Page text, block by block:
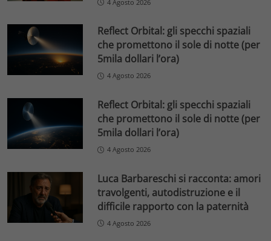
4 Agosto 2026
Reflect Orbital: gli specchi spaziali
che promettono il sole di notte (per
5mila dollari l’ora)
4 Agosto 2026
Reflect Orbital: gli specchi spaziali
che promettono il sole di notte (per
5mila dollari l’ora)
4 Agosto 2026
Luca Barbareschi si racconta: amori
travolgenti, autodistruzione e il
difficile rapporto con la paternità
4 Agosto 2026